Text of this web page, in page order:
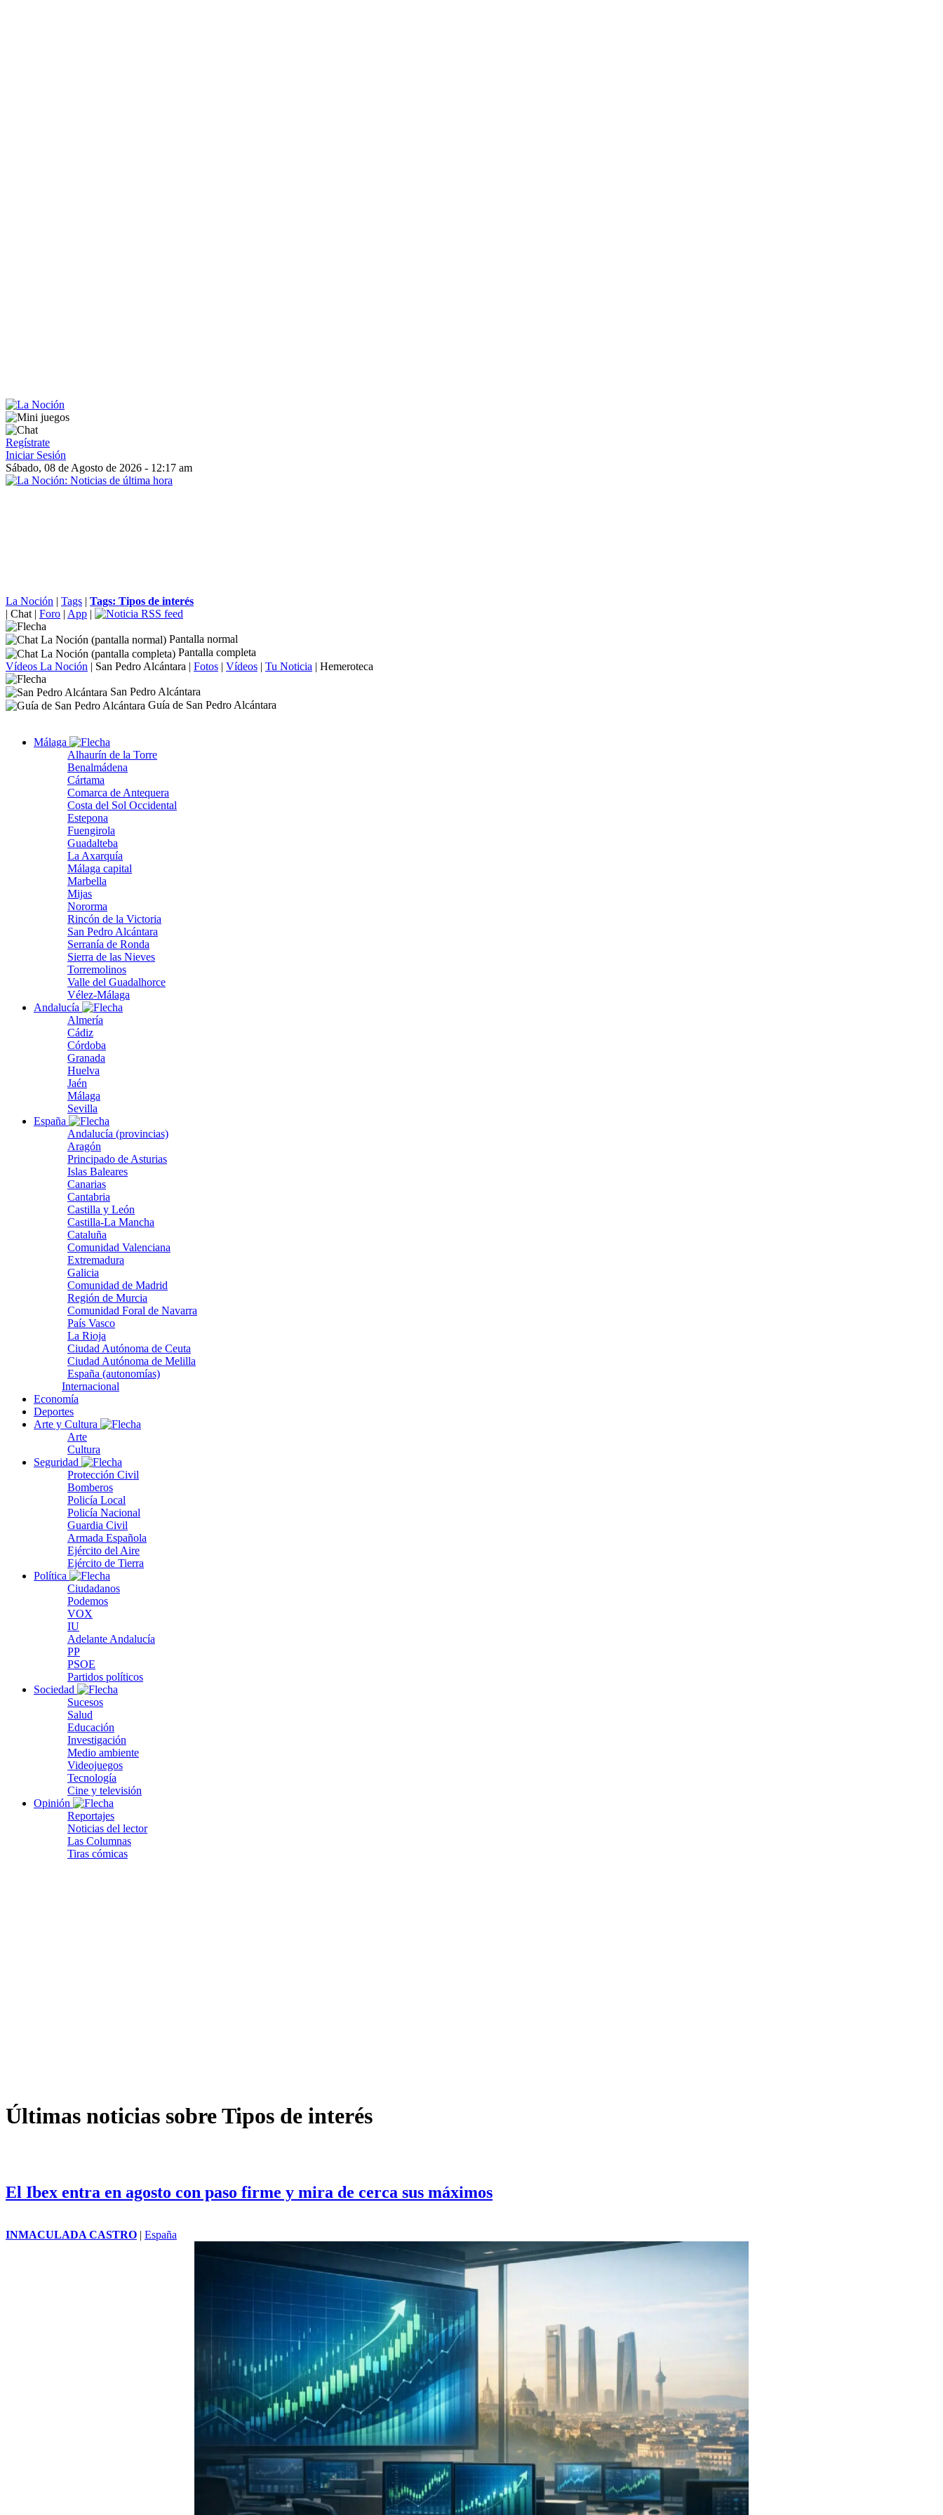
Regístrate
Iniciar Sesión
Sábado, 08 de Agosto de 2026 - 12:17 am
La Noción | Tags | Tags: Tipos de interés
| Chat | Foro | App |
Pantalla normal
Pantalla completa
Vídeos La Noción | San Pedro Alcántara | Fotos | Vídeos | Tu Noticia | Hemeroteca
San Pedro Alcántara
Guía de San Pedro Alcántara
Málaga
Alhaurín de la Torre
Benalmádena
Cártama
Comarca de Antequera
Costa del Sol Occidental
Estepona
Fuengirola
Guadalteba
La Axarquía
Málaga capital
Marbella
Mijas
Nororma
Rincón de la Victoria
San Pedro Alcántara
Serranía de Ronda
Sierra de las Nieves
Torremolinos
Valle del Guadalhorce
Vélez-Málaga
Andalucía
Almería
Cádiz
Córdoba
Granada
Huelva
Jaén
Málaga
Sevilla
España
Andalucía (provincias)
Aragón
Principado de Asturias
Islas Baleares
Canarias
Cantabria
Castilla y León
Castilla-La Mancha
Cataluña
Comunidad Valenciana
Extremadura
Galicia
Comunidad de Madrid
Región de Murcia
Comunidad Foral de Navarra
País Vasco
La Rioja
Ciudad Autónoma de Ceuta
Ciudad Autónoma de Melilla
España (autonomías)
Internacional
Economía
Deportes
Arte y Cultura
Arte
Cultura
Seguridad
Protección Civil
Bomberos
Policía Local
Policía Nacional
Guardia Civil
Armada Española
Ejército del Aire
Ejército de Tierra
Política
Ciudadanos
Podemos
VOX
IU
Adelante Andalucía
PP
PSOE
Partidos políticos
Sociedad
Sucesos
Salud
Educación
Investigación
Medio ambiente
Videojuegos
Tecnología
Cine y televisión
Opinión
Reportajes
Noticias del lector
Las Columnas
Tiras cómicas
Últimas noticias sobre Tipos de interés
El Ibex entra en agosto con paso firme y mira de cerca sus máximos
INMACULADA CASTRO | España